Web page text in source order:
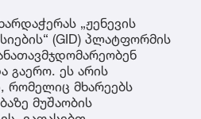
„ჟენევის
(GID) პლატფორმის
გაერო. ეს არის
მხარეებს
მუშაობის